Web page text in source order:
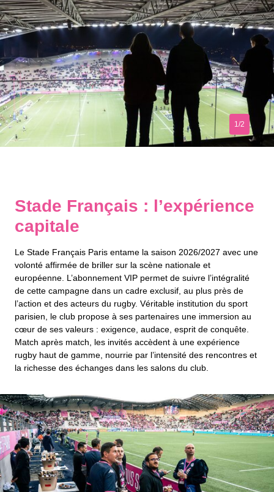
1/2
Stade Français : l’expérience
capitale
Le Stade Français Paris entame la saison 2026/2027 avec une
volonté affirmée de briller sur la scène nationale et
européenne. L’abonnement VIP permet de suivre l’intégralité
de cette campagne dans un cadre exclusif, au plus près de
l’action et des acteurs du rugby. Véritable institution du sport
parisien, le club propose à ses partenaires une immersion au
cœur de ses valeurs : exigence, audace, esprit de conquête.
Match après match, les invités accèdent à une expérience
rugby haut de gamme, nourrie par l’intensité des rencontres et
la richesse des échanges dans les salons du club.